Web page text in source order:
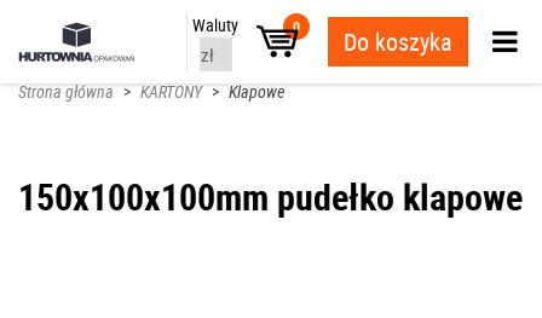
Waluty 0 Do koszyka
Strona główna > KARTONY > Klapowe
150x100x100mm pudełko klapowe